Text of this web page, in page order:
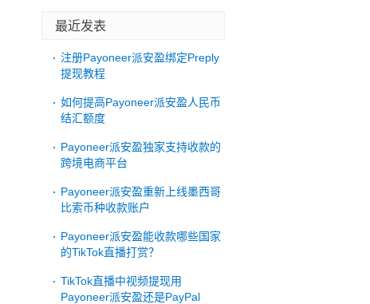
最近发表
注册Payoneer派安盈绑定Preply
提现教程
如何提高Payoneer派安盈人民币
结汇额度
Payoneer派安盈独家支持收款的
跨境电商平台
Payoneer派安盈重新上线墨西哥
比索币种收款账户
Payoneer派安盈能收款哪些国家
的TikTok直播打赏？
TikTok直播中视频提现用
Payoneer派安盈还是PayPal